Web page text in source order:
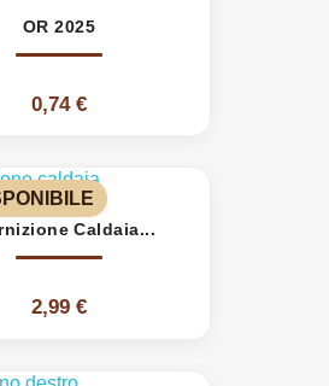
OR 2025
0,74 €
Caldaia...
2,99 €